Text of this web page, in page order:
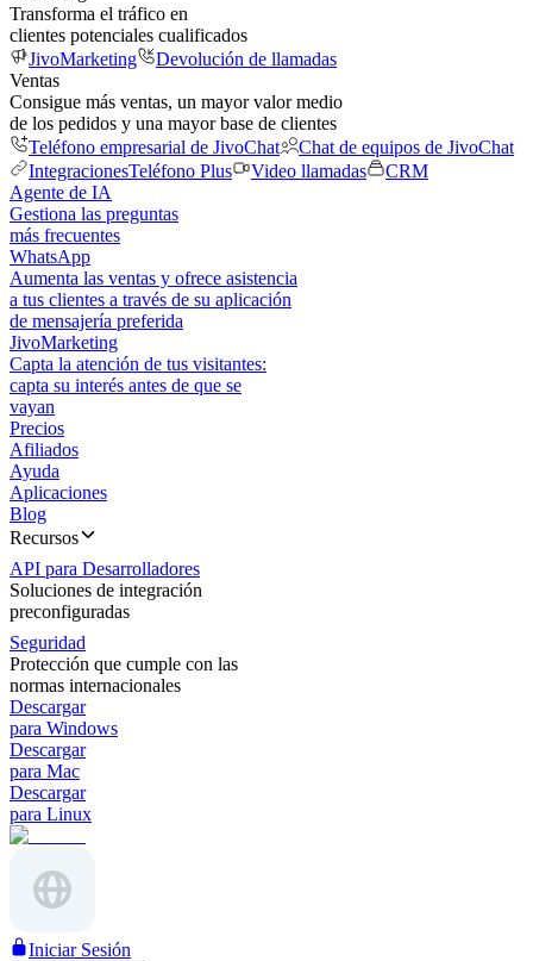
Transforma el tráfico en
clientes potenciales cualificados
JivoMarketing
Devolución de llamadas
Ventas
Consigue más ventas, un mayor valor medio
de los pedidos y una mayor base de clientes
Teléfono empresarial de JivoChat
Chat de equipos de JivoChat
IntegracionesTeléfono Plus Video llamadas
CRM
Agente de IA
Gestiona las preguntas
más frecuentes
WhatsApp
Aumenta las ventas y ofrece asistencia
a tus clientes a través de su aplicación
de mensajería preferida
JivoMarketing
Capta la atención de tus visitantes:
capta su interés antes de que se
vayan
Precios
Afiliados
Ayuda
Aplicaciones
Blog
Recursos
API para Desarrolladores
Soluciones de integración
preconfiguradas
Seguridad
Protección que cumple con las
normas internacionales
Descargar
para Windows
Descargar
para Mac
Descargar
para Linux
Iniciar Sesión